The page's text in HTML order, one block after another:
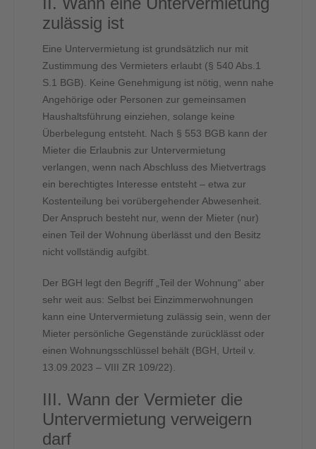
zulässig ist
Eine Untervermietung ist grundsätzlich nur mit
Zustimmung des Vermieters erlaubt (§ 540 Abs.1
S.1 BGB). Keine Genehmigung ist nötig, wenn nahe
Angehörige oder Personen zur gemeinsamen
Haushaltsführung einziehen, solange keine
Überbelegung entsteht. Nach § 553 BGB kann der
Mieter die Erlaubnis zur Untervermietung
verlangen, wenn nach Abschluss des Mietvertrags
ein berechtigtes Interesse entsteht – etwa zur
Kostenteilung bei vorübergehender Abwesenheit.
Der Anspruch besteht nur, wenn der Mieter (nur)
einen Teil der Wohnung überlässt und den Besitz
nicht vollständig aufgibt.
Der BGH legt den Begriff „Teil der Wohnung“ aber
sehr weit aus: Selbst bei Einzimmerwohnungen
kann eine Untervermietung zulässig sein, wenn der
Mieter persönliche Gegenstände zurücklässt oder
einen Wohnungsschlüssel behält (BGH, Urteil v.
13.09.2023 – VIII ZR 109/22).
III. Wann der Vermieter die
Untervermietung verweigern
darf